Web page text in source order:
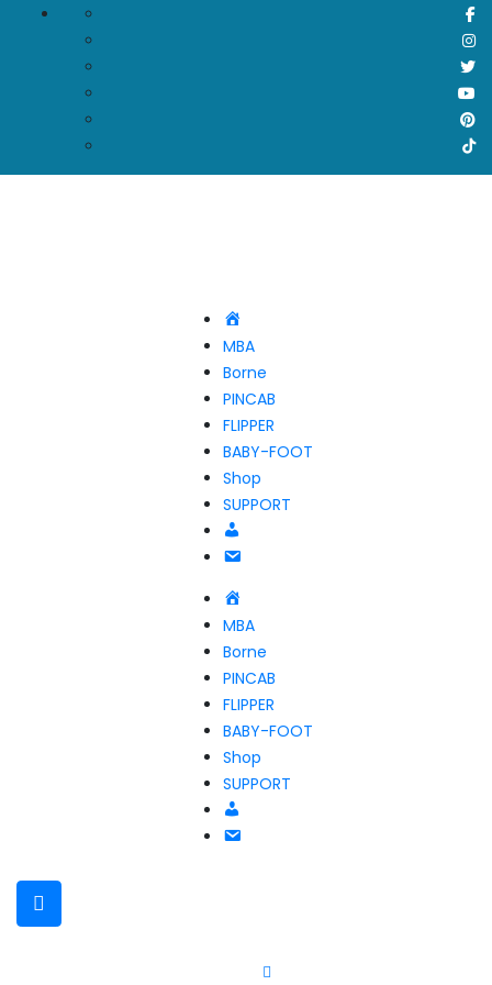
MBA
Borne
PINCAB
FLIPPER
BABY-FOOT
Shop
SUPPORT
MBA
Borne
PINCAB
FLIPPER
BABY-FOOT
Shop
SUPPORT